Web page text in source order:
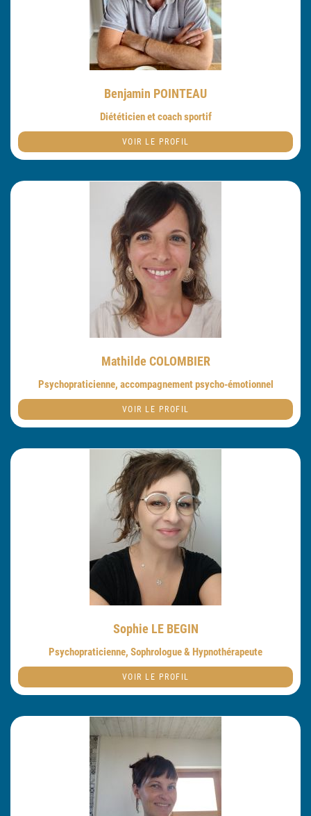
Benjamin POINTEAU
Diététicien et coach sportif
VOIR LE PROFIL
Mathilde COLOMBIER
Psychopraticienne, accompagnement psycho-émotionnel
VOIR LE PROFIL
Sophie LE BEGIN
Psychopraticienne, Sophrologue & Hypnothérapeute
VOIR LE PROFIL